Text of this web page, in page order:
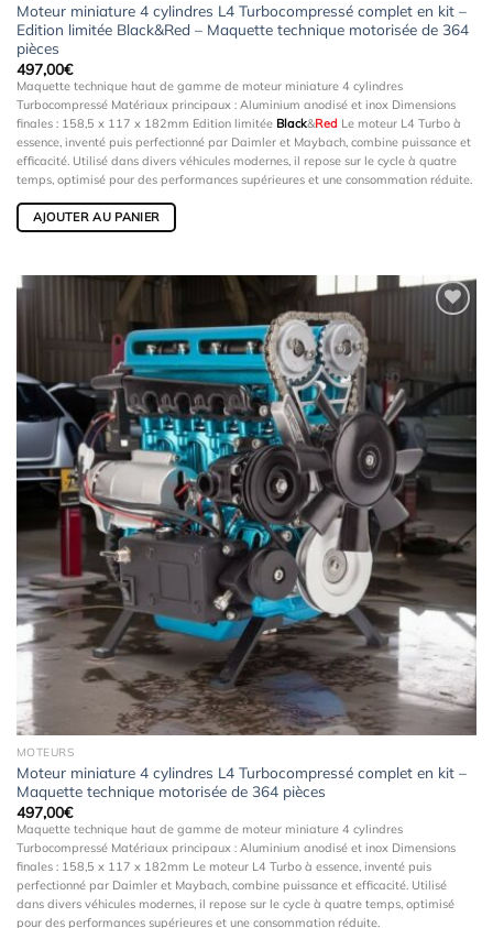
Moteur miniature 4 cylindres L4 Turbocompressé complet en kit –
Edition limitée Black&Red – Maquette technique motorisée de 364
pièces
497,00€
Maquette technique haut de gamme de moteur miniature 4 cylindres
Turbocompressé Matériaux principaux : Aluminium anodisé et inox Dimensions
finales : 158,5 x 117 x 182mm Edition limitée Black&RedLe moteur L4 Turbo à
essence, inventé puis perfectionné par Daimler et Maybach, combine puissance et
efficacité. Utilisé dans divers véhicules modernes, il repose sur le cycle à quatre
temps, optimisé pour des performances supérieures et une consommation réduite.
AJOUTER AU PANIER
à la
wishlist
MOTEURS
Moteur miniature 4 cylindres L4 Turbocompressé complet en kit –
Maquette technique motorisée de 364 pièces
497,00€
Maquette technique haut de gamme de moteur miniature 4 cylindres
Turbocompressé Matériaux principaux : Aluminium anodisé et inox Dimensions
finales : 158,5 x 117 x 182mm Le moteur L4 Turbo à essence, inventé puis
perfectionné par Daimler et Maybach, combine puissance et efficacité. Utilisé
dans divers véhicules modernes, il repose sur le cycle à quatre temps, optimisé
pour des performances supérieures et une consommation réduite.